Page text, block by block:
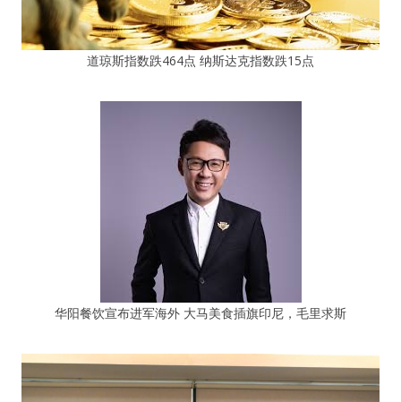
道琼斯指数跌464点 纳斯达克指数跌15点
华阳餐饮宣布进军海外 大马美食插旗印尼，毛里求斯